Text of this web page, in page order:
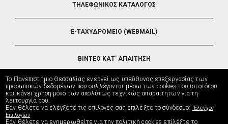
ΤΗΛΕΦΩΝΙΚΟΣ ΚΑΤΑΛΟΓΟΣ
E-ΤΑΧΥΔΡΟΜΕΙΟ (WEBMAIL)
ΒΙΝΤΕΟ ΚΑΤ' ΑΠΑΙΤΗΣΗ
ΤΗΛΕΥΠΟΣΤΗΡΙΞΗ
ΔΙΕΥΘΥΝΣΗ ΜΗΧΑΝΟΡΓΑΝΩΣΗΣ
Το Πανεπιστήμιο Θεσσαλίας ενεργεί ως υπεύθυνος επεξεργασίας των
προσωπικών δεδομένων που συλλέγονται μέσω των cookies του ιστοτόπου
και κάνει χρήση μόνο των απολύτως τεχνικώς απαραίτητων για τη
λειτουργία του.
Εάν θέλετε να ελέγξετε τις επιλογές σας επιλέξτε το σύνδεσμο: 'Ελεγχος
Επιλογών
Εάν θέλετε να ενημερωθείτε για την πολιτική cookies επίλέξτε το